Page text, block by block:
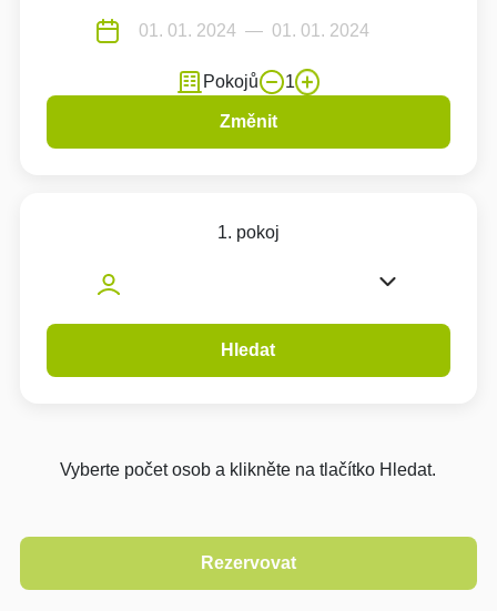
Pokojů 1
Změnit
1. pokoj
Hledat
Vyberte počet osob a klikněte na tlačítko Hledat.